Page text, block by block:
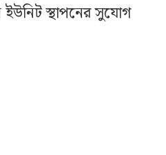
স্থাপনের সুযোগ